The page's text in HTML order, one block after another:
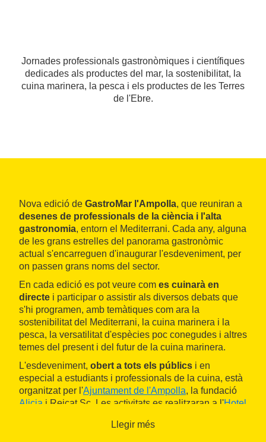
Jornades professionals gastronòmiques i científiques
dedicades als productes del mar, la sostenibilitat, la
cuina marinera, la pesca i els productes de les Terres
de l'Ebre.
Nova edició de GastroMar l'Ampolla, que reuniran a
desenes de professionals de la ciència i l'alta
gastronomia, entorn el Mediterrani. Cada any, alguna
de les grans estrelles del panorama gastronòmic
actual s'encarreguen d'inaugurar l'esdeveniment, per
on passen grans noms del sector.
En cada edició es pot veure com es cuinarà en
directe i participar o assistir als diversos debats que
s'hi programen, amb temàtiques com ara la
sostenibilitat del Mediterrani, la cuina marinera i la
pesca, la versatilitat d'espècies poc conegudes i altres
temes del present i del futur de la cuina marinera.
L'esdeveniment, obert a tots els públics i en
especial a estudiants i professionals de la cuina, està
organitzat per l'Ajuntament de l'Ampolla, la fundació
Alicia i Reicat Sc. Les activitats es realitzaran a l'Hotel
temps real a través del canal de YouTube
Llegir més